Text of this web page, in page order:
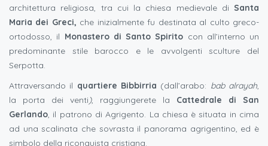
architettura religiosa, tra cui la chiesa medievale di Santa
Maria dei Greci, che inizialmente fu destinata al culto greco-
ortodosso, il Monastero di Santo Spirito con all’interno un
predominante stile barocco e le avvolgenti sculture del
Serpotta.
Attraversando il quartiere Bibbirria (dall’arabo: bab alrayah,
la porta dei venti ), raggiungerete la Cattedrale di San
Gerlando, il patrono di Agrigento. La chiesa è situata in cima
ad una scalinata che sovrasta il panorama agrigentino, ed è
simbolo della riconquista cristiana.